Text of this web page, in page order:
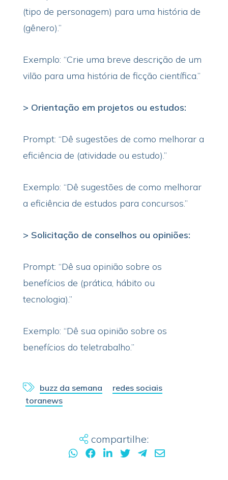
(tipo de personagem) para uma história de
(gênero).”
Exemplo: “Crie uma breve descrição de um
vilão para uma história de ficção científica.”
> Orientação em projetos ou estudos:
Prompt: “Dê sugestões de como melhorar a
eficiência de (atividade ou estudo).”
Exemplo: “Dê sugestões de como melhorar
a eficiência de estudos para concursos.”
> Solicitação de conselhos ou opiniões:
Prompt: “Dê sua opinião sobre os
benefícios de (prática, hábito ou
tecnologia).”
Exemplo: “Dê sua opinião sobre os
benefícios do teletrabalho.”
buzz da semana
redes sociais
toranews
compartilhe: